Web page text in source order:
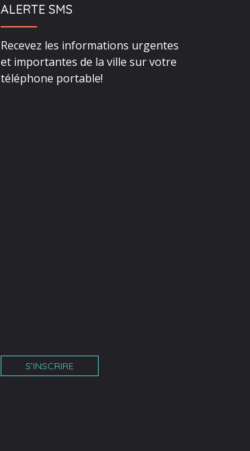
ALERTE SMS
Recevez les informations urgentes
et importantes de la ville sur votre
téléphone portable!
S’INSCRIRE